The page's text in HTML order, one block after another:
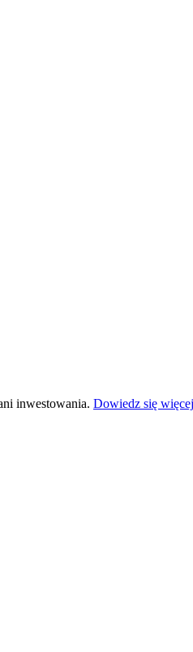
inwestowania. Dowiedz się więcej